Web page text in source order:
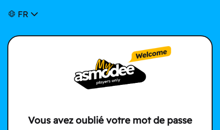
FR
Vous avez oublié votre mot de passe